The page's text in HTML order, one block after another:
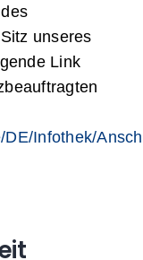
unseres
Link
DE/Infothek/